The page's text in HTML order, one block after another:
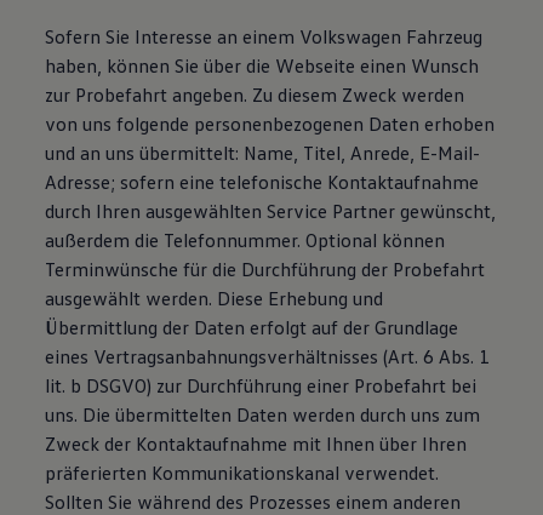
Sofern Sie Interesse an einem Volkswagen Fahrzeug
haben, können Sie über die Webseite einen Wunsch
zur Probefahrt angeben. Zu diesem Zweck werden
von uns folgende personenbezogenen Daten erhoben
und an uns übermittelt: Name, Titel, Anrede, E-Mail-
Adresse; sofern eine telefonische Kontaktaufnahme
durch Ihren ausgewählten Service Partner gewünscht,
außerdem die Telefonnummer. Optional können
Terminwünsche für die Durchführung der Probefahrt
ausgewählt werden. Diese Erhebung und
Übermittlung der Daten erfolgt auf der Grundlage
eines Vertragsanbahnungsverhältnisses (Art. 6 Abs. 1
lit. b DSGVO) zur Durchführung einer Probefahrt bei
uns. Die übermittelten Daten werden durch uns zum
Zweck der Kontaktaufnahme mit Ihnen über Ihren
präferierten Kommunikationskanal verwendet.
Sollten Sie während des Prozesses einem anderen